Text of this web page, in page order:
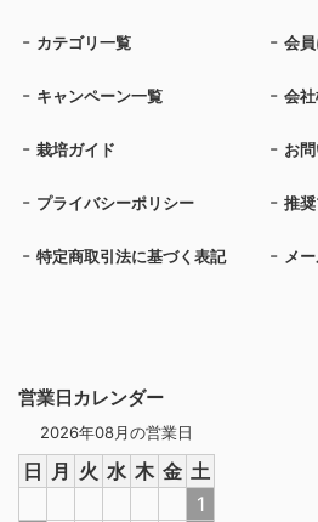
営業日カレンダー
2026年08月の営業日
日 月 火 水 木 金 土
1
カテゴリ一覧 会
キャンペーン一覧 会
栽培ガイド お
プライバシーポリシー 推
特定商取引法に基づく表記 メ